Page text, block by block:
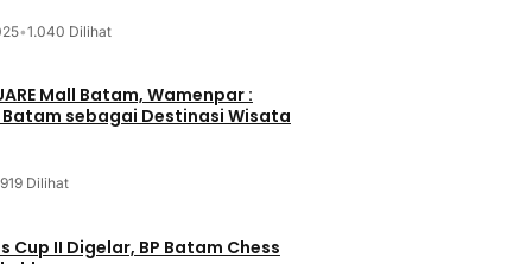
•1.040 Dilihat
Mall Batam, Wamenpar :
Batam sebagai Destinasi Wisata
919 Dilihat
Cup II Digelar, BP Batam Chess